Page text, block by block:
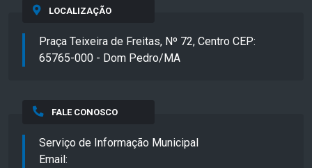
LOCALIZAÇÃO
Praça Teixeira de Freitas, Nº 72, Centro CEP:
65765-000 - Dom Pedro/MA
FALE CONOSCO
Serviço de Informação Municipal
Email: